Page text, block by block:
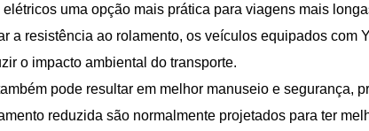
uma opção mais prática para viagens mais
a resistência ao rolamento, os veículos equipados com
o impacto ambiental do transporte.
pode resultar em melhor manuseio e segurança,
reduzida são normalmente projetados para ter